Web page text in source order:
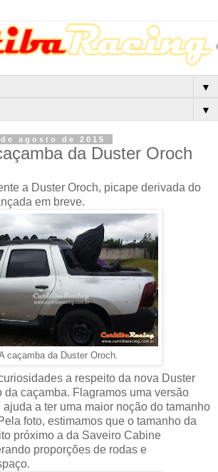
▼
▼
agosto de 2015
da Duster Oroch
a Duster Oroch, picape derivada do
em breve.
caçamba da Duster Oroch.
a respeito da nova Duster
da caçamba. Flagramos uma versão
a ter uma maior noção do tamanho
foto, estimamos que o tamanho da
próximo a da Saveiro Cabine
proporções de rodas e